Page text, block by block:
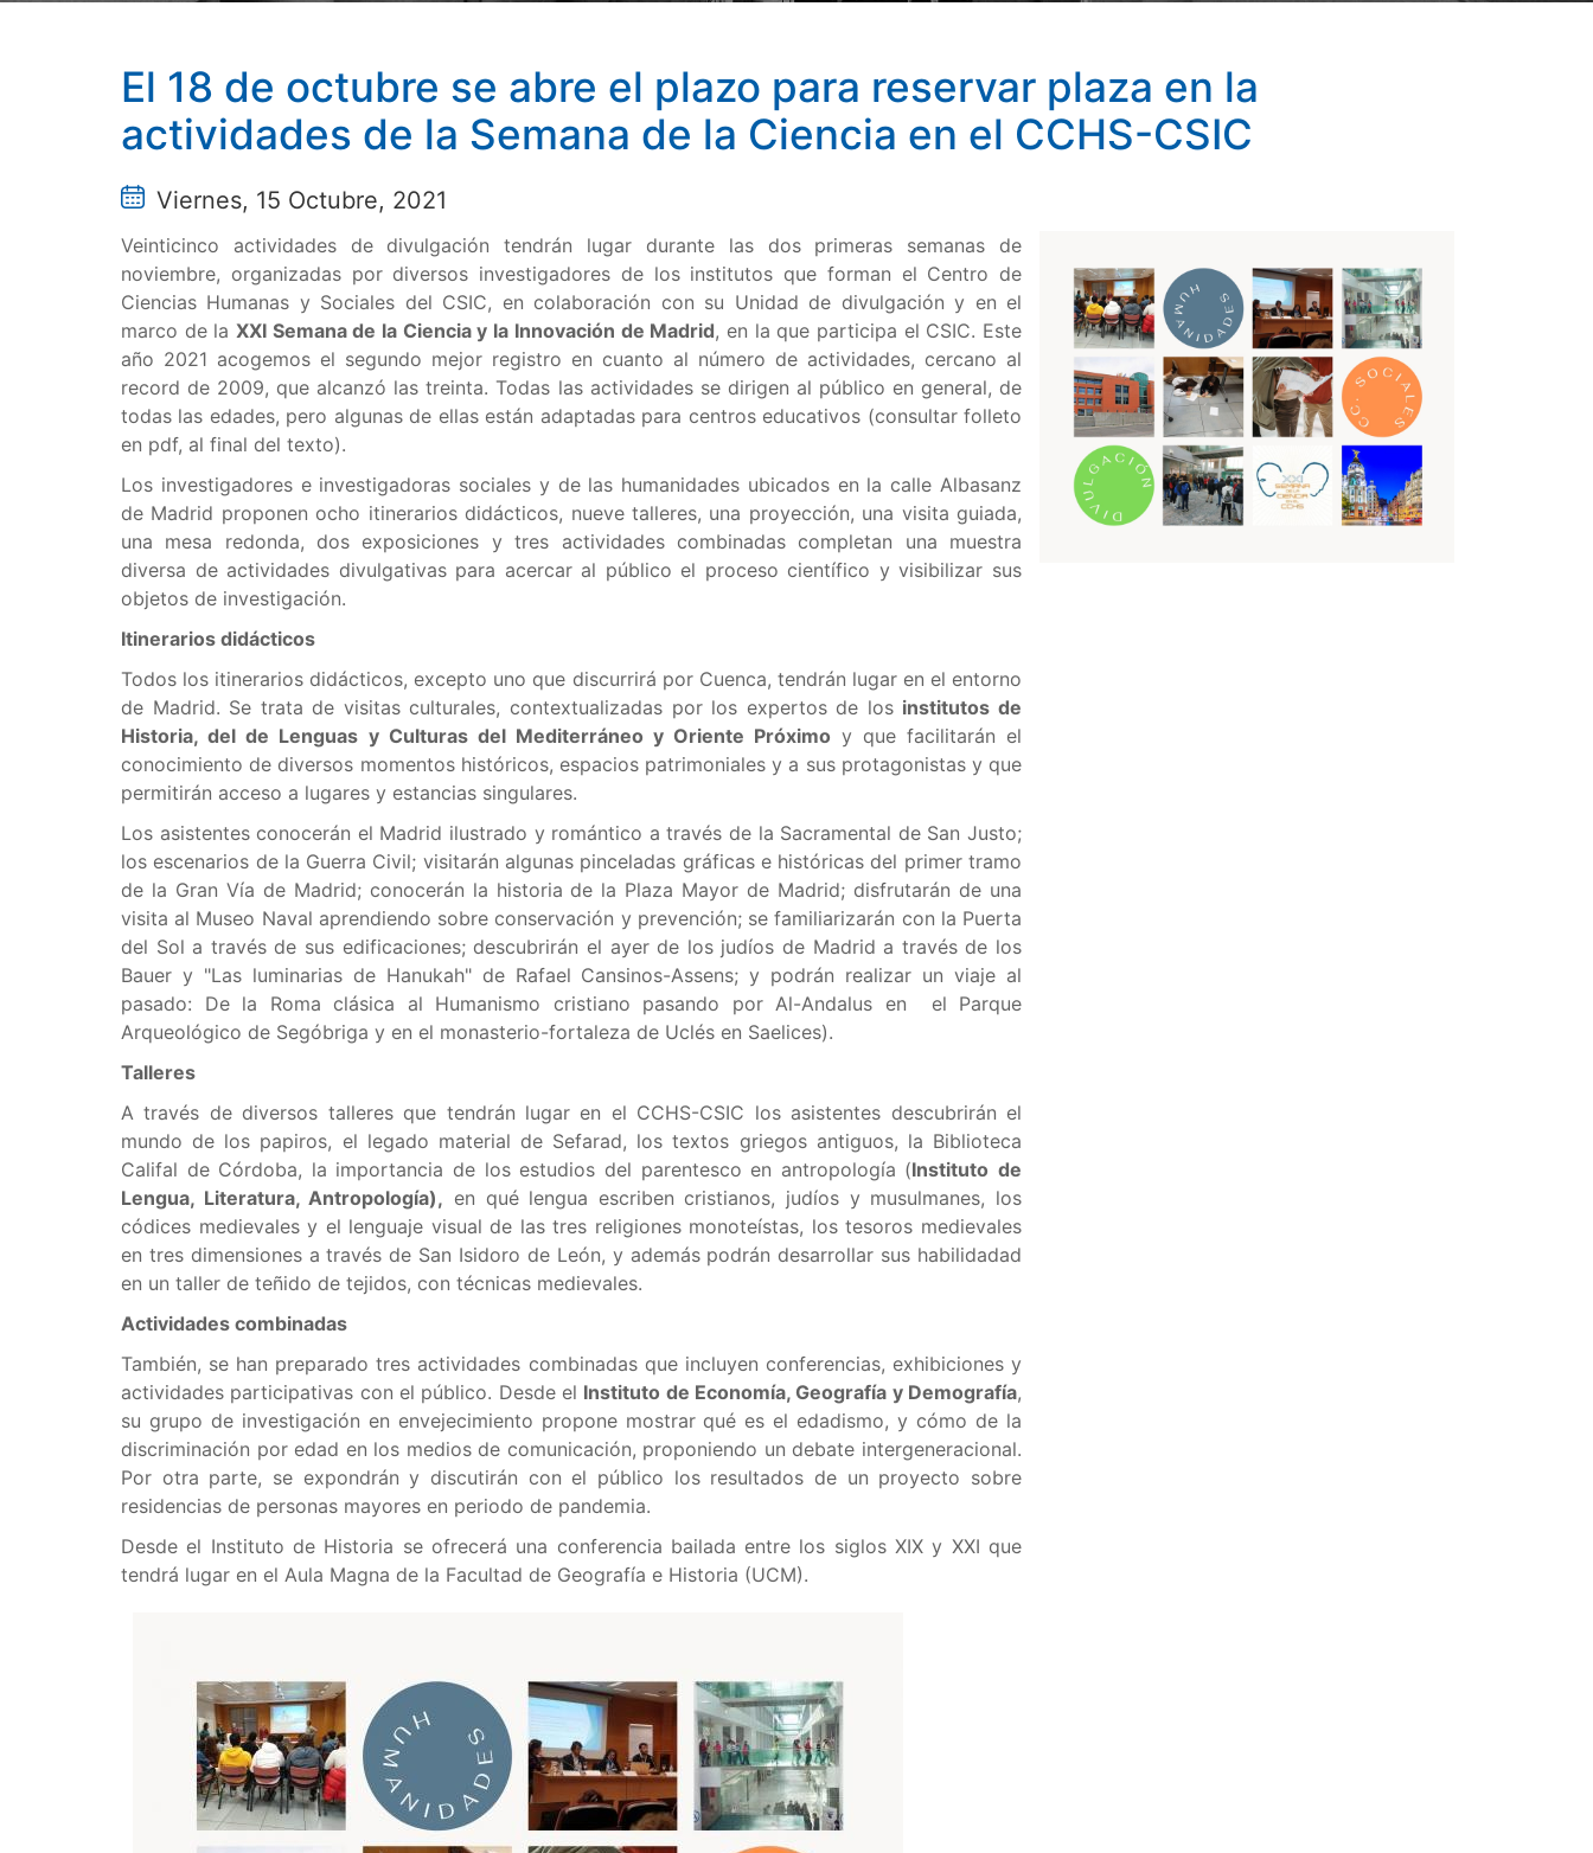
El 18 de octubre se abre el plazo para reservar plaza en la
actividades de la Semana de la Ciencia en el CCHS-CSIC
Viernes, 15 Octubre, 2021
Veinticinco actividades de divulgación tendrán lugar durante las dos primeras semanas de
noviembre, organizadas por diversos investigadores de los institutos que forman el Centro de
Ciencias Humanas y Sociales del CSIC, en colaboración con su Unidad de divulgación y en el
marco de laXXI Semana de la Ciencia y la Innovación de Madrid, en la que participa el CSIC. Este
año 2021 acogemos el segundo mejor registro en cuanto al número de actividades, cercano al
record de 2009, que alcanzó las treinta. Todas las actividades se dirigen al público en general, de
todas las edades, pero algunas de ellas están adaptadas para centros educativos (consultar folleto
en pdf, al final del texto).
Los investigadores e investigadoras sociales y de las humanidades ubicados en la calle Albasanz
de Madrid proponen ocho itinerarios didácticos, nueve talleres, una proyección, una visita guiada,
una mesa redonda, dos exposiciones y tres actividades combinadas completan una muestra
diversa de actividades divulgativas para acercar al público el proceso científico y visibilizar sus
objetos de investigación.
Itinerarios didácticos
Todos los itinerarios didácticos, excepto uno que discurrirá por Cuenca, tendrán lugar en el entorno
de Madrid. Se trata de visitas culturales, contextualizadas por los expertos de los institutos de
Historia, del de Lenguas y Culturas del Mediterráneo y Oriente Próximo y que facilitarán el
conocimiento de diversos momentos históricos, espacios patrimoniales y a sus protagonistas y que
permitirán acceso a lugares y estancias singulares.
Los asistentes conocerán el Madrid ilustrado y romántico a través de la Sacramental de San Justo;
los escenarios de la Guerra Civil; visitarán algunas pinceladas gráficas e históricas del primer tramo
de la Gran Vía de Madrid; conocerán la historia de la Plaza Mayor de Madrid; disfrutarán de una
visita al Museo Naval aprendiendo sobre conservación y prevención; se familiarizarán con la Puerta
del Sol a través de sus edificaciones; descubrirán el ayer de los judíos de Madrid a través de los
Bauer y "Las luminarias de Hanukah" de Rafael Cansinos-Assens; y podrán realizar un viaje al
pasado: De la Roma clásica al Humanismo cristiano pasando por Al-Andalus en el Parque
Arqueológico de Segóbriga y en el monasterio-fortaleza de Uclés en Saelices).
Talleres
A través de diversos talleres que tendrán lugar en el CCHS-CSIC los asistentes descubrirán el
mundo de los papiros, el legado material de Sefarad, los textos griegos antiguos, la Biblioteca
Califal de Córdoba, la importancia de los estudios del parentesco en antropología (Instituto de
Lengua, Literatura, Antropología), en qué lengua escriben cristianos, judíos y musulmanes, los
códices medievales y el lenguaje visual de las tres religiones monoteístas, los tesoros medievales
en tres dimensiones a través de San Isidoro de León, y además podrán desarrollar sus habilidadad
en un taller de teñido de tejidos, con técnicas medievales.
Actividades combinadas
También, se han preparado tres actividades combinadas que incluyen conferencias, exhibiciones y
actividades participativas con el público. Desde el Instituto de Economía, Geografía y Demografía,
su grupo de investigación en envejecimiento propone mostrar qué es el edadismo, y cómo de la
discriminación por edad en los medios de comunicación, proponiendo un debate intergeneracional.
Por otra parte, se expondrán y discutirán con el público los resultados de un proyecto sobre
residencias de personas mayores en periodo de pandemia.
Desde el Instituto de Historia se ofrecerá una conferencia bailada entre los siglos XIX y XXI que
tendrá lugar en el Aula Magna de la Facultad de Geografía e Historia (UCM).